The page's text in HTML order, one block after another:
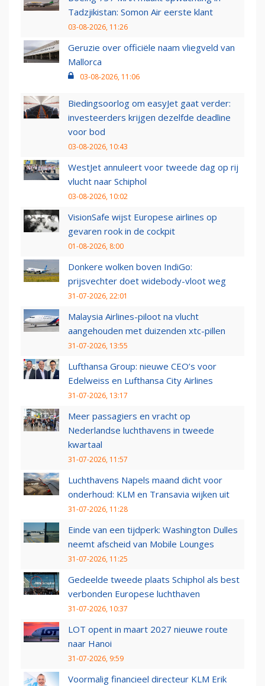
Tadzjikistan: Somon Air eerste klant
03-08-2026, 11:26
Geruzie over officiële naam vliegveld van
Mallorca
03-08-2026, 11:06
Biedingsoorlog om easyJet gaat verder:
investeerders krijgen dezelfde deadline
voor bod
03-08-2026, 10:43
WestJet annuleert voor tweede dag op rij
vlucht naar Schiphol
03-08-2026, 10:02
VisionSafe wijst Europese airlines op
gevaren rook in de cockpit
01-08-2026, 8:00
Donkere wolken boven IndiGo:
prijsvechter doet widebody-vloot weg
31-07-2026, 22:01
Malaysia Airlines-piloot na vlucht
aangehouden met duizenden xtc-pillen
31-07-2026, 13:55
Lufthansa Group: nieuwe CEO’s voor
Edelweiss en Lufthansa City Airlines
31-07-2026, 13:17
Meer passagiers en vracht op
Nederlandse luchthavens in tweede
kwartaal
31-07-2026, 11:57
Luchthavens Napels maand dicht voor
onderhoud: KLM en Transavia wijken uit
31-07-2026, 11:28
Einde van een tijdperk: Washington Dulles
neemt afscheid van Mobile Lounges
31-07-2026, 11:25
Gedeelde tweede plaats Schiphol als best
verbonden Europese luchthaven
31-07-2026, 10:37
LOT opent in maart 2027 nieuwe route
naar Hanoi
31-07-2026, 9:59
Voormalig financieel directeur KLM Erik